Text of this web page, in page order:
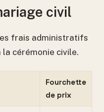
civil
frais administratifs
cérémonie civile.
Fourchette
de prix